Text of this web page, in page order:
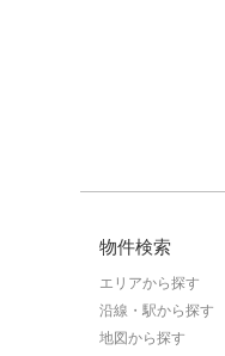
物件検索
エリアから探す
沿線・駅から探す
地図から探す